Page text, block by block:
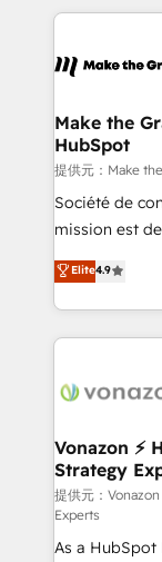
collecte et de
de la productivité des
avec un
métiers et
travers le
d’entreprise. Grâce à une méthodologie éprouvée
auprès de
HubSpot dans
question
Make the
HubSpot
提供元：Make
Société de
mission est
B2B à travers
l'intégration
auprès de vos
l'international,
delà d’une
➤
pour aligner
support client
audit et maintenance) ➤ La
de
Elite4.9
Vonazon ⚡
Strategy
提供元：
Experts
As a HubSpot